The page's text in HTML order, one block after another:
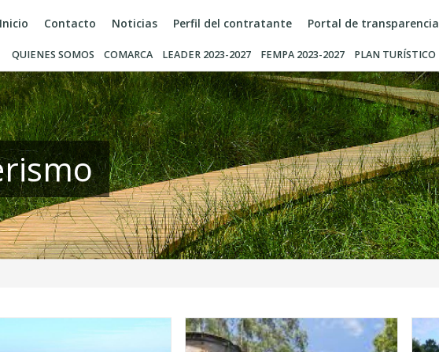
Inicio Contacto Noticias Perfil del contratante Portal de transparencia
QUIENES SOMOS COMARCA LEADER 2023-2027 FEMPA 2023-2027 PLAN TURÍSTICO